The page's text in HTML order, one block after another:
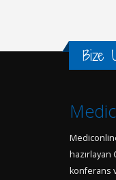
Bize
hazırlayan
konferans